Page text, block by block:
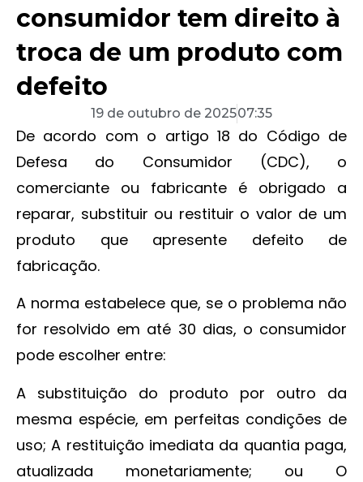
consumidor tem direito à
troca de um produto com
defeito
19 de outubro de 202507:35
De acordo com o artigo 18 do Código de
Defesa do Consumidor (CDC), o
comerciante ou fabricante é obrigado a
reparar, substituir ou restituir o valor de um
produto que apresente defeito de
fabricação.
A norma estabelece que, se o problema não
for resolvido em até 30 dias, o consumidor
pode escolher entre:
A substituição do produto por outro da
mesma espécie, em perfeitas condições de
uso; A restituição imediata da quantia paga,
atualizada monetariamente; ou O